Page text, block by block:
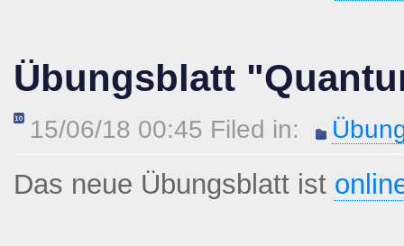
Übungsblatt
15/06/18 00:45 Filed in:
Das neue Übungsblatt ist